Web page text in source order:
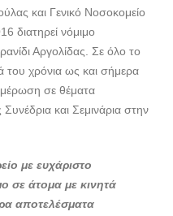
| ΦΑΣΙΛΗΣ
| ΦΑΣΙΛΗΣ
| ΦΑΣΙΛΗΣ
και Γενικό Νοσοκομείο
διατηρεί νόμιμο
Αργολίδας. Σε όλο το
του χρόνια ως και σήμερα
σε θέματα
και Σεμινάρια στην
με ευχάριστο
σε άτομα με κινητά
αποτελέσματα